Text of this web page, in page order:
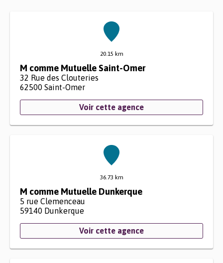
20.15 km
M comme Mutuelle Saint-Omer
32 Rue des Clouteries
62500 Saint-Omer
Voir cette agence
36.73 km
M comme Mutuelle Dunkerque
5 rue Clemenceau
59140 Dunkerque
Voir cette agence